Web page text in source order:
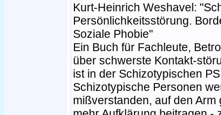
Kurt-Heinrich Weshavel:
Persönlichkeitsstörung.
Soziale Phobie"
Ein Buch für Fachleute,
über schwerste Kontakt-
ist in der Schizotypischen
Schizotypische Personen
mißverstanden, auf den